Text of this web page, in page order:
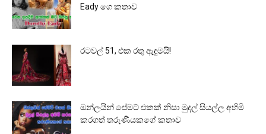
Eady ගෙ කතාව
රටවල් 51, එක රතු ඇඳුමයි!
ඔන්ලයින් පේමට් එකක් නිසා මුදල් සියල්ල අහිමි
කරගත් තරුණියකගේ කතාව